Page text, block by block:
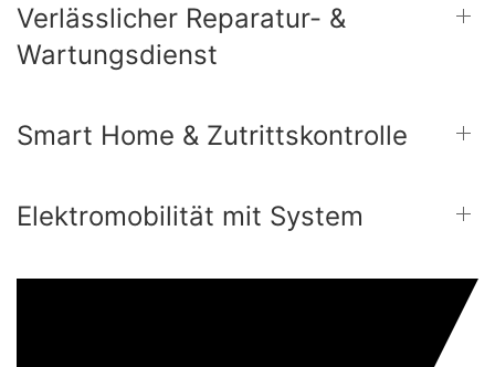
Verlässlicher Reparatur- &
Wartungsdienst
Smart Home & Zutrittskontrolle
Elektromobilität mit System